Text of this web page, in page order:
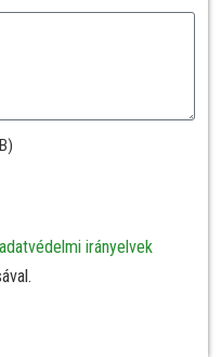
adatvédelmi irányelvek